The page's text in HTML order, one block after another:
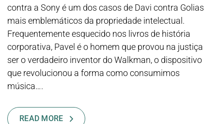
contra a Sony é um dos casos de Davi contra Golias
mais emblemáticos da propriedade intelectual.
Frequentemente esquecido nos livros de história
corporativa, Pavel é o homem que provou na justiça
ser o verdadeiro inventor do Walkman, o dispositivo
que revolucionou a forma como consumimos
música….
READ MORE